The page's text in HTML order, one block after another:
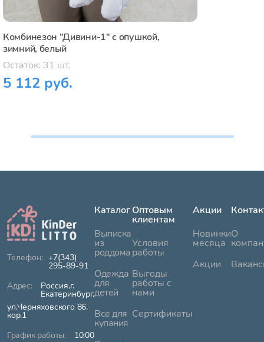
Комбинезон "Дивини-1" с опушкой,
зимний, белый
Остаток: 31 шт.
5 112 руб.
+7(343)
295-89-91
Россия,г.
Екатеринбург,
ул.Черняховского 86,
кор.1
10:00
Каталог
Выписка
из
роддома
Одежда
для
детей
Все для
купания
Оптовым
клиентам
Условия
работы
Выгоды
работы с
нами
Сертификаты
Акции
Новинки
месяца
Акции
О